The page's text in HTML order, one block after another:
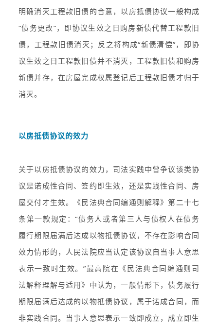
明确消灭工程款旧债的合意，以房抵债协议一般构成
“债务更改”，即协议生效之日购房新债代替工程款旧
债，工程款旧债消灭；反之将构成“新债清偿”，即协
议生效之日工程款旧债并不消灭，工程款旧债和购房
新债并存，在房屋完成权属登记后工程款旧债才归于
消灭。
以房抵债协议的效力
关于以房抵债协议的效力，司法实践中曾争议该类协
议是诺成性合同、签约即生效，还是实践性合同、房
屋交付才生效。《民法典合同编通则解释》第二十七
条第一款规定：“债务人或者第三人与债权人在债务
履行期限届满后达成以物抵债协议，不存在影响合同
效力情形的，人民法院应当认定该协议自当事人意思
表示一致时生效。”最高院在《民法典合同编通则司
法解释理解与适用》中认为，一般情形下，债务履行
期限届满后达成的以物抵债协议，属于诺成合同，而
非实践合同。当事人意思表示一致即成立，成立即生